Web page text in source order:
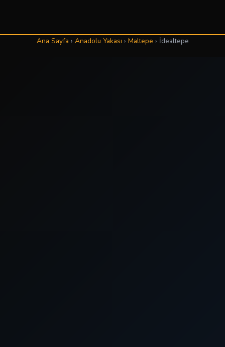
Ana Sayfa › Anadolu Yakası › Maltepe › İdealtepe